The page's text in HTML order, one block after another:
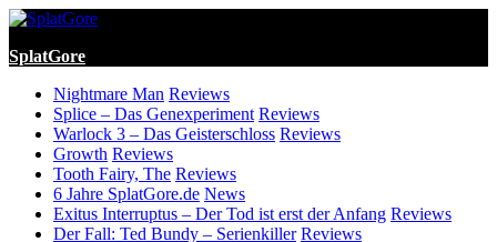
Skip
content
SplatGore
Nightmare Man Reviews
Splice – Das Genexperiment Reviews
Warlock 3 – Das Geisterschloss Reviews
Growth Reviews
Tooth Fairy, The Reviews
6 Jahre SplatGore.de News
Exitus Interruptus – Der Tod ist erst der Anfang Reviews
Der Fall: Ted Bundy – Serienkiller Reviews